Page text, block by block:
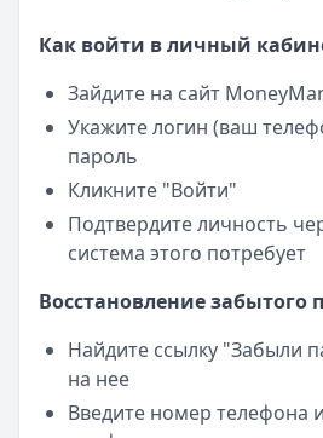
Как войти в личный
Зайдите на сайт
Укажите логин (ваш
пароль
Кликните "Войти"
Подтвердите личность
система этого потребует
Восстановление забытого
Найдите ссылку "Забыли
на нее
Введите номер телефона